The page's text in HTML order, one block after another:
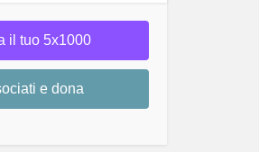
il tuo 5x1000
e dona